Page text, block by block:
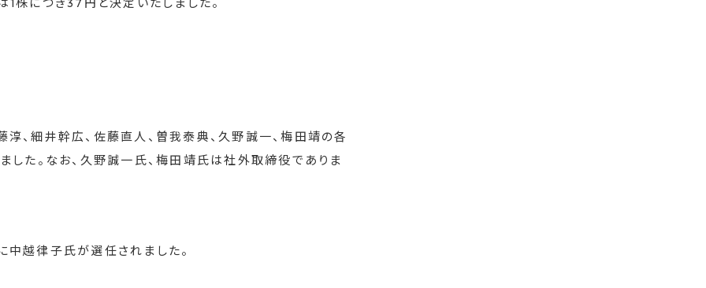
、細井幹広、佐藤直人、曽我泰典、久野誠一、梅田靖の各
た。なお、久野誠一氏、梅田靖氏は社外取締役でありま
中越律子氏が選任されました。